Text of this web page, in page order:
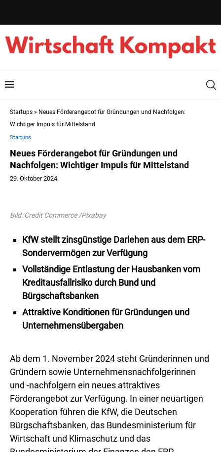
Startups » Neues Förderangebot für Gründungen und Nachfolgen:
Wichtiger Impuls für Mittelstand
Startups
Neues Förderangebot für Gründungen und
Nachfolgen: Wichtiger Impuls für Mittelstand
29. Oktober 2024
Bild: Credit Commerce /Pixabay
KfW stellt zinsgünstige Darlehen aus dem ERP-
Sondervermögen zur Verfügung
Vollständige Entlastung der Hausbanken vom
Kreditausfallrisiko durch Bund und
Bürgschaftsbanken
Attraktive Konditionen für Gründungen und
Unternehmensübergaben
Ab dem 1. November 2024 steht Gründerinnen und
Gründern sowie Unternehmensnachfolgerinnen
und -nachfolgern ein neues attraktives
Förderangebot zur Verfügung. In einer neuartigen
Kooperation führen die KfW, die Deutschen
Bürgschaftsbanken, das Bundesministerium für
Wirtschaft und Klimaschutz und das